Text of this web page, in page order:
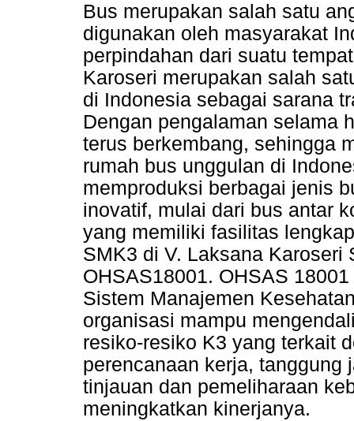
Bus merupakan salah satu
digunakan oleh masyarakat
perpindahan dari suatu
Karoseri merupakan salah
di Indonesia sebagai sarana
Dengan pengalaman selama
terus berkembang, sehingga
rumah bus unggulan di
memproduksi berbagai jenis
inovatif, mulai dari bus antar
yang memiliki fasilitas
SMK3 di V. Laksana Karoseri
OHSAS18001. OHSAS
Sistem Manajemen
organisasi mampu
resiko-resiko K3 yang terkait
perencanaan kerja, tanggung
tinjauan dan pemeliharaan
meningkatkan kinerjanya.